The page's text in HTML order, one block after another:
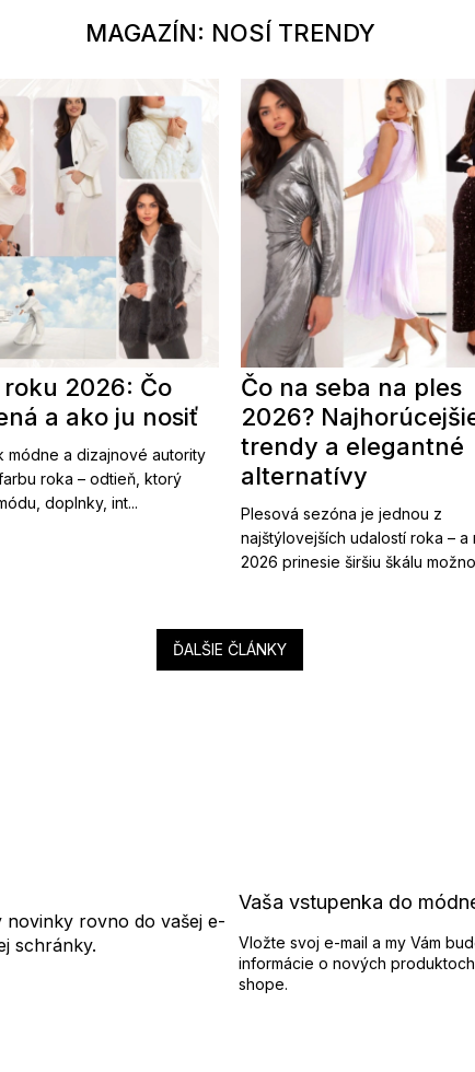
MAGAZÍN: NOSÍ TRENDY
roku 2026: Čo
a ako ju nosiť
módne a dizajnové autority
roka – odtieň, ktorý
doplnky, int...
Čo na seba na ples
2026?
trendy a elegantné
alternatívy
Plesová sezóna je jednou z
najštýlovejších udalostí roka – a
2026 prinesie širšiu škálu
ĎALŠIE ČLÁNKY
novinky rovno do vašej e-
schránky.
Vaša vstupenka do
Vložte svoj e-mail a my Vám
informácie o nových
shope.